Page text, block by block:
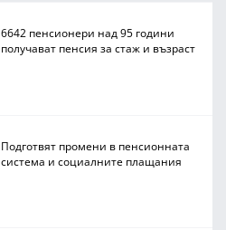
6642 пенсионери над 95 години
получават пенсия за стаж и възраст
Подготвят промени в пенсионната
система и социалните плащания